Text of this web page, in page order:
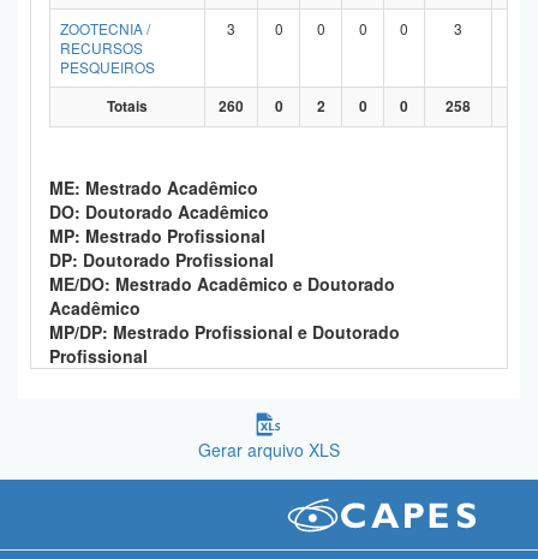
ZOOTECNIA /
RECURSOS
PESQUEIROS
3 0 0 0 0 3
Totais 260 0 2 0 0 258
ME: Mestrado Acadêmico
DO: Doutorado Acadêmico
MP: Mestrado Profissional
DP: Doutorado Profissional
ME/DO: Mestrado Acadêmico e Doutorado
Acadêmico
MP/DP: Mestrado Profissional e Doutorado
Profissional
Gerar arquivo XLS